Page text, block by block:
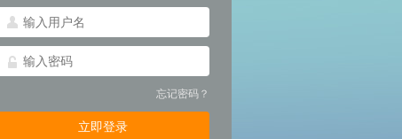
忘记密码？